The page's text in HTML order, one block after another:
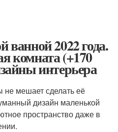
ванной 2022 года.
комната (+170
интерьера
мешает сделать её
дизайн маленькой
пространство даже в